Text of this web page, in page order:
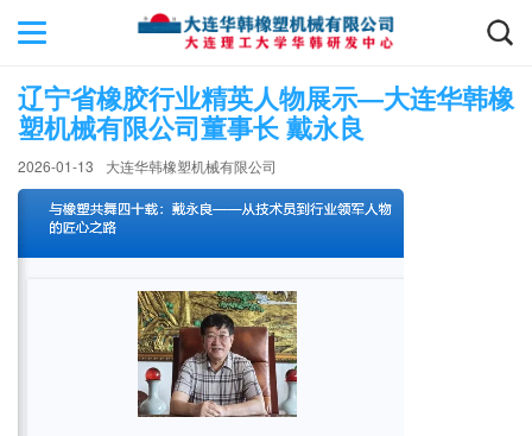
辽宁省橡胶行业精英人物展示—大连华韩橡
塑机械有限公司董事长 戴永良
2026-01-13 大连华韩橡塑机械有限公司